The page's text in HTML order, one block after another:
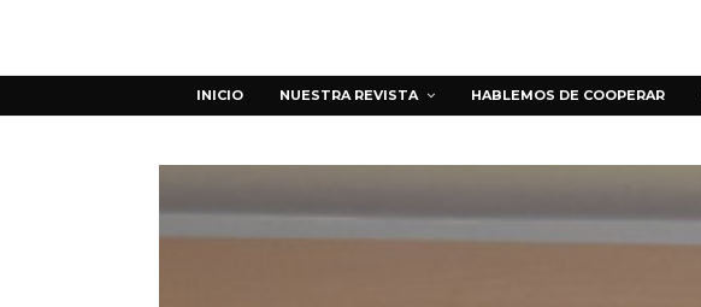
INICIO NUESTRA REVISTA HABLEMOS DE COOPERAR